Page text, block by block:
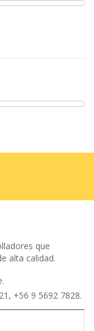
que
alta calidad.
+56 9 5692 7828.